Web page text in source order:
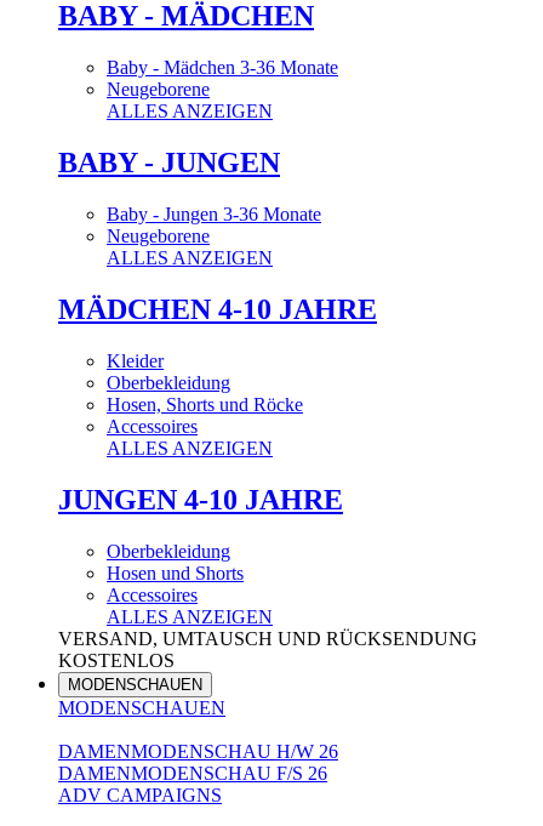
BABY - MÄDCHEN
Baby - Mädchen 3-36 Monate
Neugeborene
ALLES ANZEIGEN
BABY - JUNGEN
Baby - Jungen 3-36 Monate
Neugeborene
ALLES ANZEIGEN
MÄDCHEN 4-10 JAHRE
Kleider
Oberbekleidung
Hosen, Shorts und Röcke
Accessoires
ALLES ANZEIGEN
JUNGEN 4-10 JAHRE
Oberbekleidung
Hosen und Shorts
Accessoires
ALLES ANZEIGEN
VERSAND, UMTAUSCH UND RÜCKSENDUNG
KOSTENLOS
MODENSCHAUEN
MODENSCHAUEN
DAMENMODENSCHAU H/W 26
DAMENMODENSCHAU F/S 26
ADV CAMPAIGNS